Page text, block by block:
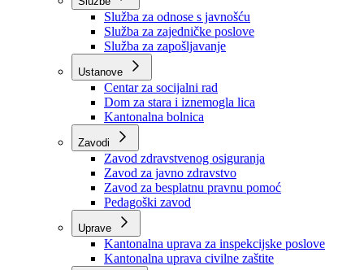
Organizacije
Službe
Služba za odnose s javnošću
Služba za zajedničke poslove
Služba za zapošljavanje
Ustanove
Centar za socijalni rad
Dom za stara i iznemogla lica
Kantonalna bolnica
Zavodi
Zavod zdravstvenog osiguranja
Zavod za javno zdravstvo
Zavod za besplatnu pravnu pomoć
Pedagoški zavod